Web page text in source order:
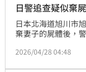
日警追查疑似棄
日本北海道旭川市
棄妻子的屍體後，
延到5月1日開園。
2026/04/28 04:48